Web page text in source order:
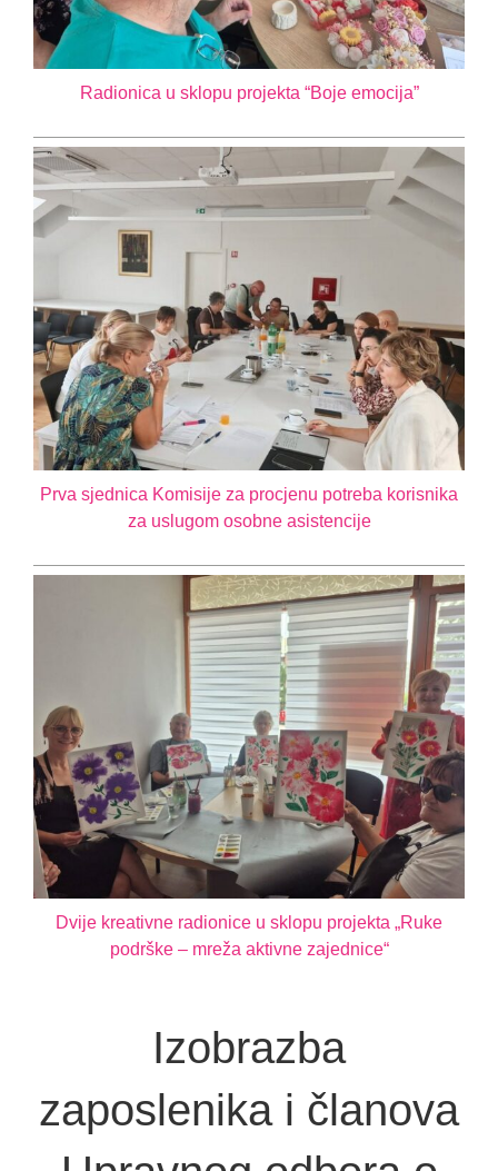
Radionica u sklopu projekta “Boje emocija”
Prva sjednica Komisije za procjenu potreba korisnika
za uslugom osobne asistencije
Dvije kreativne radionice u sklopu projekta „Ruke
podrške – mreža aktivne zajednice“
Izobrazba
zaposlenika i članova